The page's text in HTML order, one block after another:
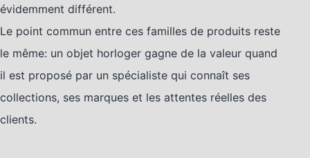
évidemment différent.
Le point commun entre ces familles de produits reste
le même: un objet horloger gagne de la valeur quand
il est proposé par un spécialiste qui connaît ses
collections, ses marques et les attentes réelles des
clients.